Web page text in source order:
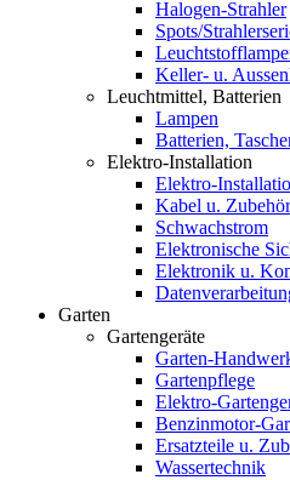
Halogen-Strahler
Spots/
Keller- u.
Leuchtmittel, Batterien
Lampen
Batterien,
Elektro-Installation
Elektro-
Kabel u. Zubehör
Schwachstrom
Elektronische
Elektronik u.
Garten
Gartengeräte
Garten-
Gartenpflege
Elektro-
Benzinmotor-
Ersatzteile u.
Wassertechnik